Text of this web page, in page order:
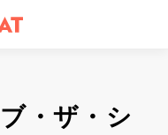
・ザ・シ